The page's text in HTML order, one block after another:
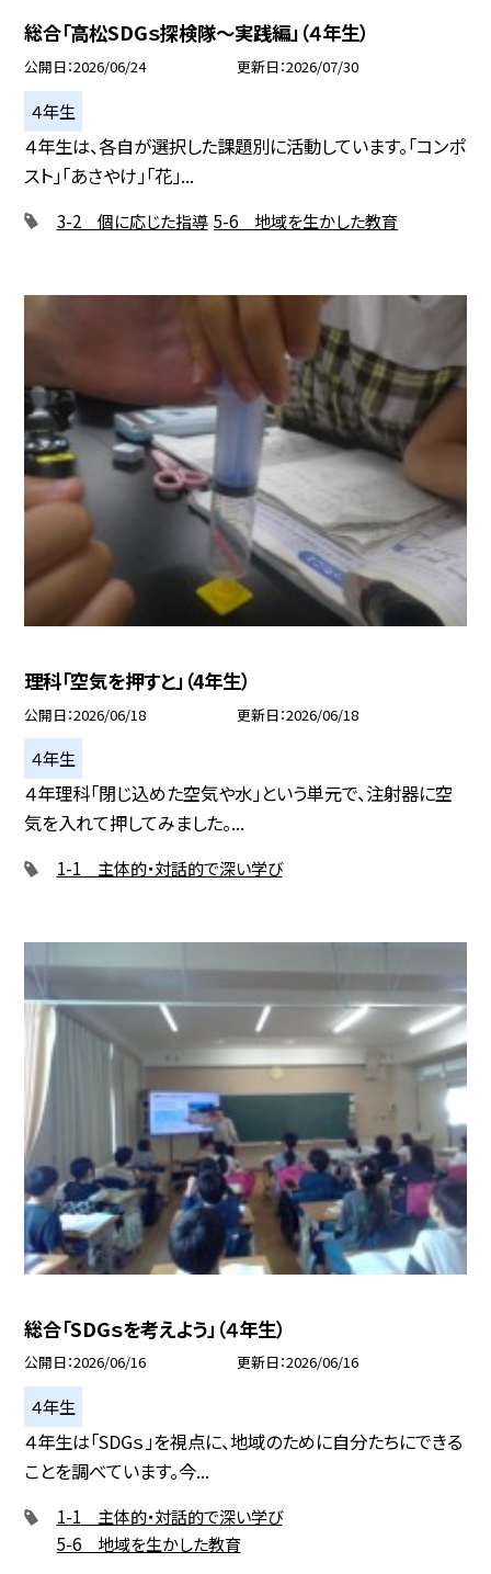
総合「高松SDGｓ探検隊〜実践編」（４年生）
公開日 2026/06/24 更新日 2026/07/30
４年生
４年生は、各自が選択した課題別に活動しています。「コンポ
スト」「あさやけ」「花」...
3-2 個に応じた指導 5-6 地域を生かした教育
理科「空気を押すと」（4年生）
公開日 2026/06/18 更新日 2026/06/18
４年生
４年理科「閉じ込めた空気や水」という単元で、注射器に空
気を入れて押してみました。...
1-1 主体的・対話的で深い学び
総合「SDGｓを考えよう」（４年生）
公開日 2026/06/16 更新日 2026/06/16
４年生
４年生は「SDGｓ」を視点に、地域のために自分たちにできる
ことを調べています。今...
1-1 主体的・対話的で深い学び
5-6 地域を生かした教育